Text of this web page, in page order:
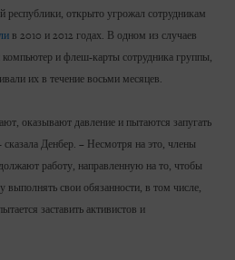
республики, открыто угрожал сотрудникам
в 2010 и 2012 годах. В одном из случаев
компьютер и флеш-карты сотрудника группы,
их в течение восьми месяцев.
оказывают давление и пытаются запугать
Денбер. – Несмотря на это, члены
работу, направленную на то, чтобы
выполнять свои обязанности, в том числе,
заставить активистов и